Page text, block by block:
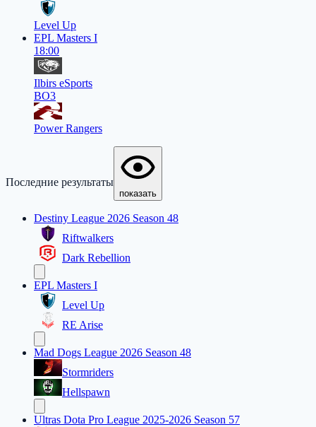
Level Up
EPL Masters I
18:00
Ilbirs eSports
BO3
Power Rangers
Последние результаты
показать
Destiny League 2026 Season 48
Riftwalkers
Dark Rebellion
EPL Masters I
Level Up
RE Arise
Mad Dogs League 2026 Season 48
Stormriders
Hellspawn
Ultras Dota Pro League 2025-2026 Season 57